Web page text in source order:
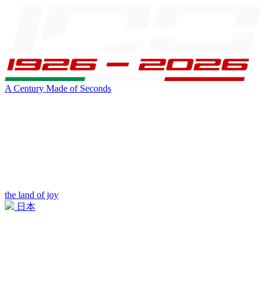
A Century Made of Seconds
the land of joy
日本